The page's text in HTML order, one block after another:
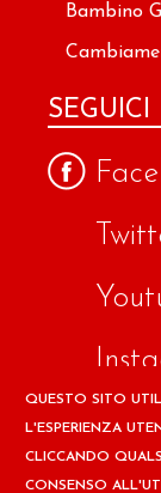
Bambino
SEGUICI
QUESTO SITO
L'ESPERIENZA
CLICCANDO
CONSENSO